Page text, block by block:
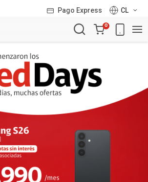
Pago Express
CL
Carro
de
0